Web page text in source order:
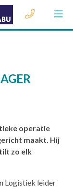
operatie
maakt. Hij
zo elk
Logistiek leider